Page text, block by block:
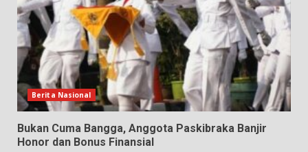
Berita Nasional
Bukan Cuma Bangga, Anggota Paskibraka Banjir
Honor dan Bonus Finansial